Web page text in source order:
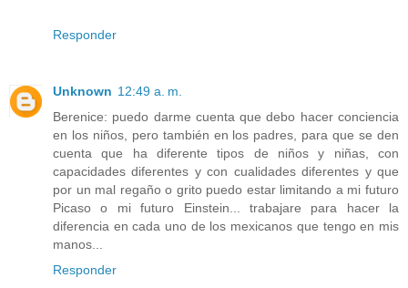
Responder
Unknown 12:49 a. m.
Berenice: puedo darme cuenta que debo hacer conciencia
en los niños, pero también en los padres, para que se den
cuenta que ha diferente tipos de niños y niñas, con
capacidades diferentes y con cualidades diferentes y que
por un mal regaño o grito puedo estar limitando a mi futuro
Picaso o mi futuro Einstein... trabajare para hacer la
diferencia en cada uno de los mexicanos que tengo en mis
manos...
Responder